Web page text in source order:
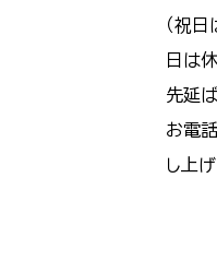
（祝
日は
先延
お電
し上